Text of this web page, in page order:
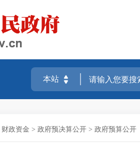
财政资金 > 政府预决算公开 > 政府预算公开